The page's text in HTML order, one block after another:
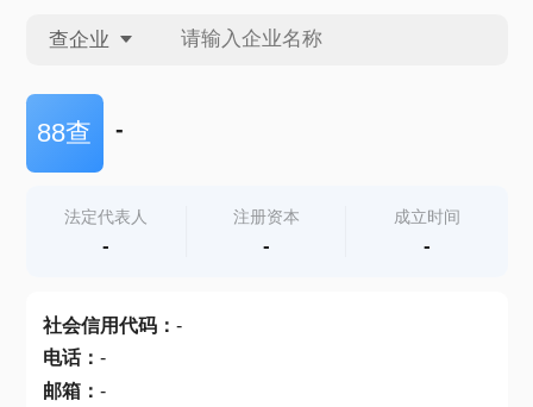
查企业
查企业
查产地
88查 -
法定代表人
-
注册资本
-
成立时间
-
社会信用代码： -
电话： -
邮箱： -